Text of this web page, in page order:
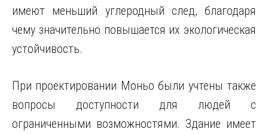
имеют меньший углеродный след, благодаря
чему значительно повышается их экологическая
устойчивость.
При проектировании Моньо были учтены также
вопросы доступности для людей с
ограниченными возможностями. Здание имеет